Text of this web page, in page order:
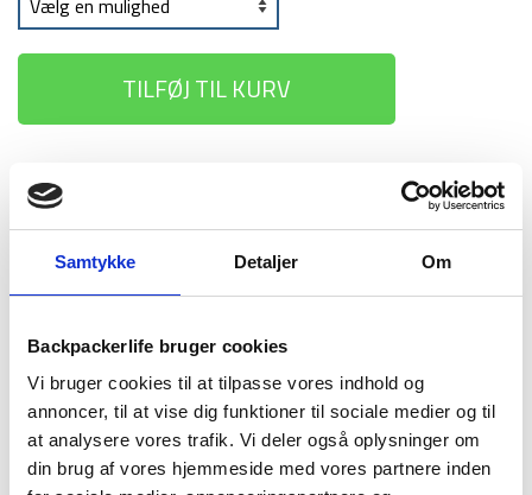
Samtykke Detaljer Om
Backpackerlife bruger cookies
Vi bruger cookies til at tilpasse vores indhold og
annoncer, til at vise dig funktioner til sociale medier og til
at analysere vores trafik. Vi deler også oplysninger om
din brug af vores hjemmeside med vores partnere inden
TILFØJ TIL KURV
100 dages
returret
BESKRIVELSE
YDERLIGERE INFORMATION
BRAND
FAQ
Lækker varm fleecetrøje fra skotske Highlander i modellen